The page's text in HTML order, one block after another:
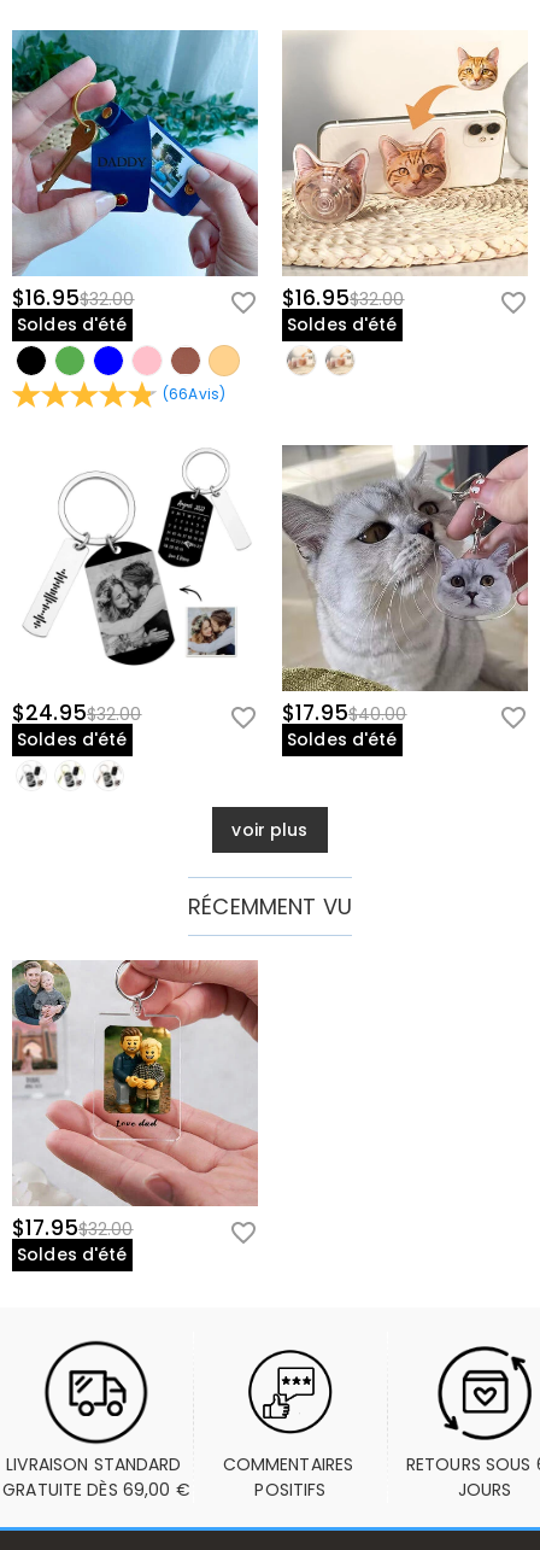
$16.95$32.00
Soldes d'été
(66Avis)
$16.95$32.00
Soldes d'été
$24.95$32.00
Soldes d'été
$17.95$40.00
Soldes d'été
voir plus
RÉCEMMENT VU
$17.95$32.00
Soldes d'été
LIVRAISON STANDARD
GRATUITE DÈS 69,00 €
COMMENTAIRES
POSITIFS
RETOURS SOUS
JOURS